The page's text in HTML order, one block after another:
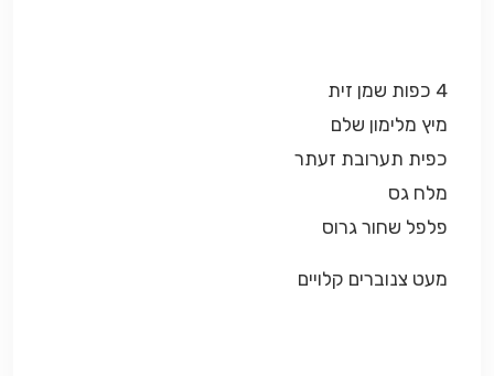
4 כפות שמן זית
מיץ מלימון שלם
כפית תערובת זעתר
מלח גס
פלפל שחור גרוס
מעט צנוברים קלויים